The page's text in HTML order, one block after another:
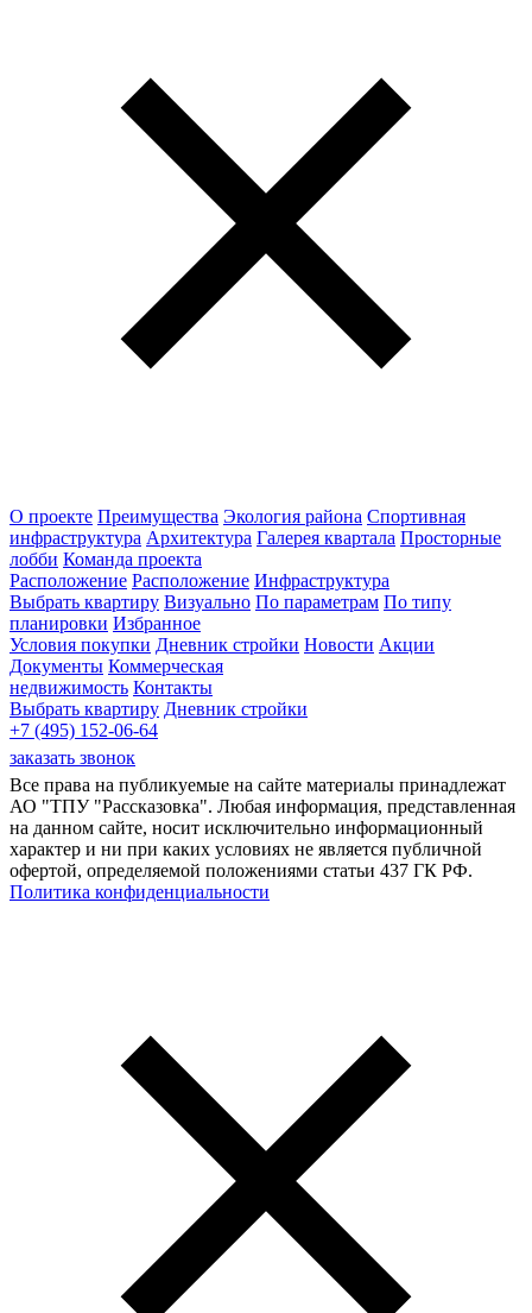
О проекте Преимущества Экология района Спортивная
инфраструктура Архитектура Галерея квартала Просторные
лобби Команда проекта
Расположение Расположение Инфраструктура
Выбрать квартиру Визуально По параметрам По типу
планировки Избранное
Условия покупки Дневник стройки Новости Акции
Документы Коммерческая
недвижимость Контакты
Выбрать квартиру Дневник стройки
+7 (495) 152-06-64
заказать звонок
Все права на публикуемые на сайте материалы принадлежат
АО "ТПУ "Рассказовка". Любая информация, представленная
на данном сайте, носит исключительно информационный
характер и ни при каких условиях не является публичной
офертой, определяемой положениями статьи 437 ГК РФ.
Политика конфиденциальности